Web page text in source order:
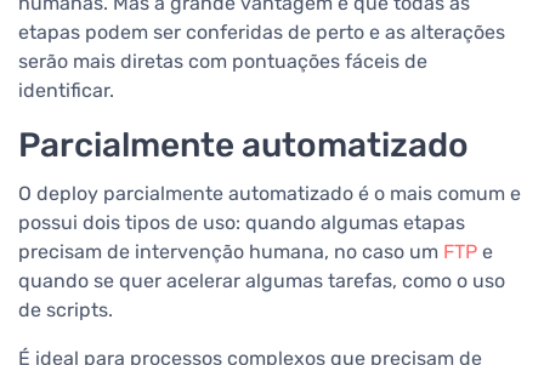
etapas podem ser conferidas de perto e as alterações
serão mais diretas com pontuações fáceis de
identificar.
Parcialmente automatizado
O deploy parcialmente automatizado é o mais comum e
possui dois tipos de uso: quando algumas etapas
precisam de intervenção humana, no caso um FTP e
quando se quer acelerar algumas tarefas, como o uso
de scripts.
É ideal para processos complexos que precisam de